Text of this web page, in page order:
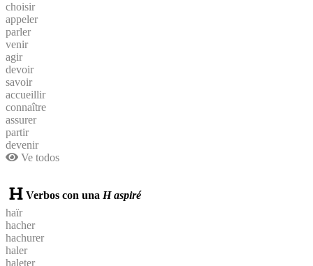
choisir
appeler
parler
venir
agir
devoir
savoir
accueillir
connaître
assurer
partir
devenir
Ve todos
Verbos con una H aspiré
haïr
hacher
hachurer
haler
haleter